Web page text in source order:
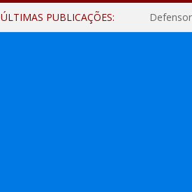
ÚLTIMAS PUBLICAÇÕES: